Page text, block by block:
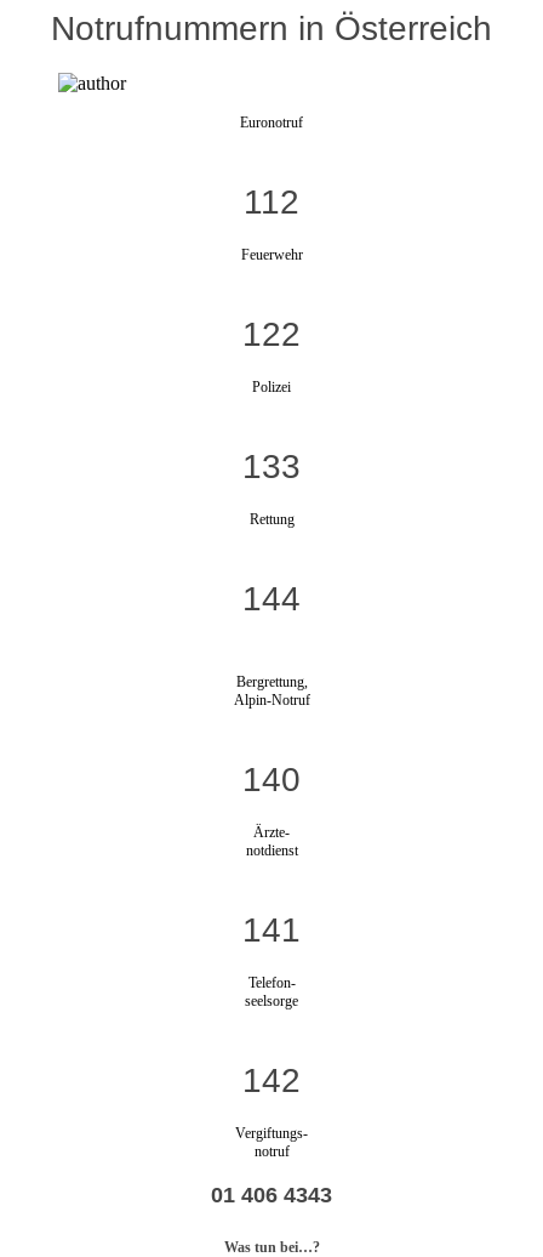
Notrufnummern in Österreich
Euronotruf
112
Feuerwehr
122
Polizei
133
Rettung
144
Bergrettung,
Alpin-Notruf
140
Ärzte-
notdienst
141
Telefon-
seelsorge
142
Vergiftungs-
notruf
01 406 4343
Was tun bei…?